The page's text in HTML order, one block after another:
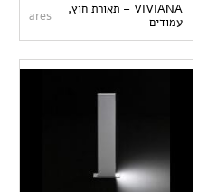
VIVIANA – תאורת חוץ,
עמודים
ares